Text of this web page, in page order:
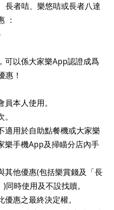
長者咭、樂悠咭或長者八達
：
可以係大家樂App認證成爲
惠！
本人使用。
適用於自助點餐機或大家樂
樂手機App及掃瞄分店內手
其他優惠(包括樂賞錢及「長
時使用及不設找贖。
惠之最終決定權。